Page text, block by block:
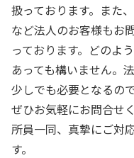
扱っております。また
など法人のお客様もお
っております。どのよ
あっても構いません。
少しでも必要となるの
ぜひお気軽にお問合せ
所員一同、真摯にご対
す。